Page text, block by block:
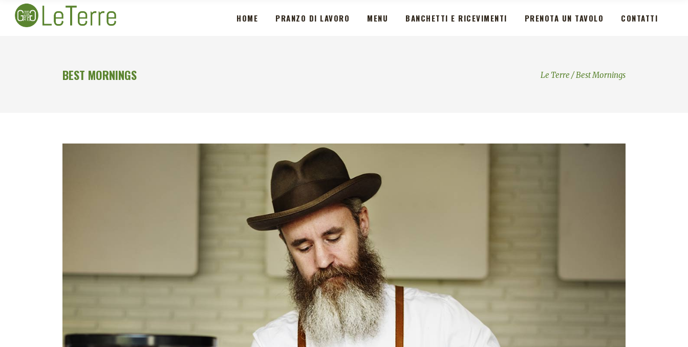
HOME PRANZO DI LAVORO MENU BANCHETTI E RICEVIMENTI PRENOTA UN TAVOLO CONTATTI
BEST MORNINGS Le Terre /Best Mornings